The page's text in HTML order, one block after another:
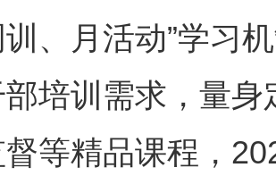
、月活动”学习
培训需求，量
等精品课程，